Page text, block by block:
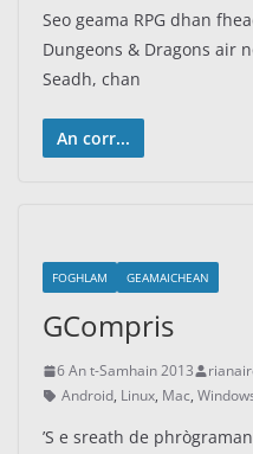
Seo geama RPG dhan
Dungeons & Dragons air
Seadh, chan
An corr...
FOGHLAM GEAMAICHEAN
GCompris
6 An t-Samhain 2013
Android, Linux, Mac,
’S e sreath de